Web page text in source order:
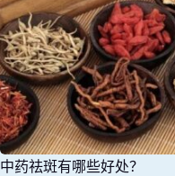
中药祛斑有哪些好处？